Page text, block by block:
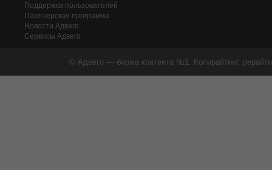
Поддержка пользователей
Партнерская программа
Новости Адвего
Сервисы Адвего
© Адвего — биржа контента №1. Копирайтинг,